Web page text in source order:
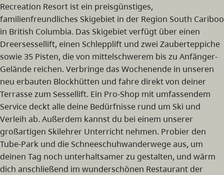
Recreation Resort ist ein preisgünstiges,
familienfreundliches Skigebiet in der Region South Cariboo
in British Columbia. Das Skigebiet verfügt über einen
Dreersessellift, einen Schlepplift und zwei Zauberteppiche
sowie 35 Pisten, die von mittelschwerem bis zu Anfänger-
Gelände reichen. Verbringe das Wochenende in unseren
neu erbauten Blockhütten und fahre direkt von deiner
Terrasse zum Sessellift. Ein Pro-Shop mit umfassendem
Service deckt alle deine Bedürfnisse rund um Ski und
Verleih ab. Außerdem kannst du bei einem unserer
großartigen Skilehrer Unterricht nehmen. Probier den
Tube-Park und die Schneeschuhwanderwege aus, um
deinen Tag noch unterhaltsamer zu gestalten, und wärm
dich anschließend im wunderschönen Restaurant der